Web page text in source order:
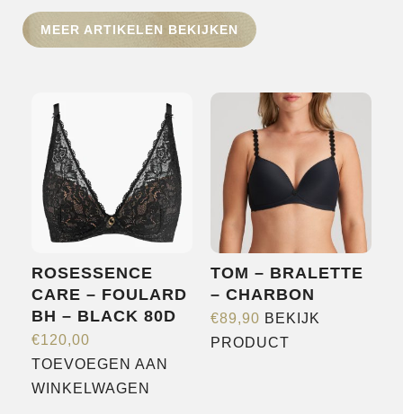
SHOP
MERKEN
NIEUWS
CONTACT
MEER ARTIKELEN BEKIJKEN
ROSESSENCE
CARE – FOULARD
BH – BLACK 80D
€120,00
TOEVOEGEN AAN
WINKELWAGEN
TOM – BRALETTE
– CHARBON
€89,90 BEKIJK
PRODUCT